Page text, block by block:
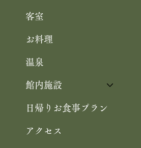
客室
お料理
温泉
館内施設
日帰りお食事プラン
アクセス